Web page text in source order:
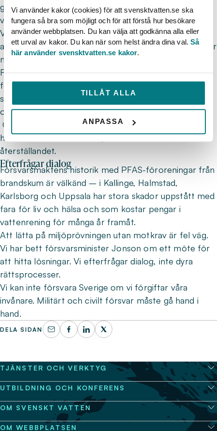
Vi använder kakor (cookies) för att svensktvatten.se ska
fungera så bra som möjligt och för att förstå hur besökare
använder webbplatsen. Du kan välja att godkänna alla eller
ett urval av kakor. Du kan när som helst ändra dina val.Så
här använder svensktvatten.se kakor.
TILLÅT ALLA
ANPASSA
gemensamma totalförsvar. Nato kräver fungerande
vattenförsörjning.
Vi ser gärna snabbare tillståndsprocesser, men utan
att skyddet för miljö och hälsa äventyras. Två principer
måste gälla:
Försvarsmaktens verksamheter måste även
fortsättningsvis genomgå en seriös tillståndsprocess
så att inte allvarliga skador på den civila beredskapen
och miljön uppstår.
Om skada uppstår ska den som orsakat skadan (i det
här fallet Försvarsmakten) även ta ansvar för
återställandet.
Efterfrågar dialog
Försvarsmaktens historik med PFAS-föroreningar från
brandskum är välkänd – i Kallinge, Halmstad,
Karlsborg och Uppsala har stora skador uppstått med
fara för liv och hälsa och som kostar pengar i
vattenrening för många år framåt.
Att lätta på miljöprövningen utan motkrav är fel väg.
Vi har bett försvarsminister Jonson om ett möte för
att hitta lösningar. Vi efterfrågar dialog, inte dyra
rättsprocesser.
Vi kan inte försvara Sverige om vi förgiftar våra
invånare. Militärt och civilt försvar måste gå hand i
hand.
DELA SIDAN
TJÄNSTER OCH VERKTYG
UTBILDNING OCH KONFERENS
OM SVENSKT VATTEN
OM WEBBPLATSEN